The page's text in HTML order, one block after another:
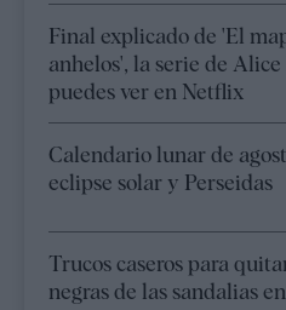
Final explicado de 'El
anhelos', la serie de
puedes ver en Netflix
Calendario lunar de
eclipse solar y Perseidas
Trucos caseros para
negras de las sandalias